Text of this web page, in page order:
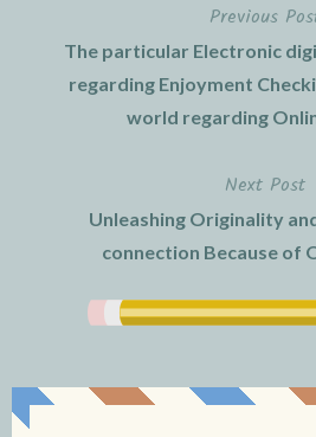
navigation
Previous
The particular Electronic
regarding Enjoyment
world regarding
Next Post
Unleashing Originality
connection Because of